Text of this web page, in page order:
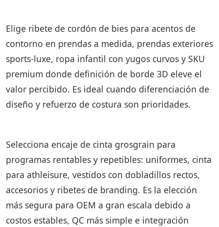
Elige ribete de cordón de bies para acentos de
contorno en prendas a medida, prendas exteriores
sports-luxe, ropa infantil con yugos curvos y SKU
premium donde definición de borde 3D eleve el
valor percibido. Es ideal cuando diferenciación de
diseño y refuerzo de costura son prioridades.
Selecciona encaje de cinta grosgrain para
programas rentables y repetibles: uniformes, cinta
para athleisure, vestidos con dobladillos rectos,
accesorios y ribetes de branding. Es la elección
más segura para OEM a gran escala debido a
costos estables, QC más simple e integración